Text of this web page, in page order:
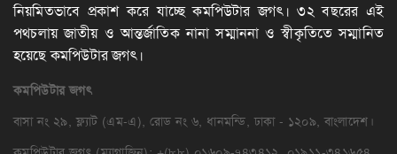
নিয়মিতভাবে প্রকাশ করে যাচ্ছে কমপিউটার জগৎ। ৩২ বছরের এই
পথচলায় জাতীয় ও আন্তর্জাতিক নানা সম্মাননা ও স্বীকৃতিতে সম্মানিত
হয়েছে কমপিউটার জগৎ।
কমপিউটারজগৎ
বাসা নং ২৯, ফ্ল্যাট (এম-এ), রোড নং ৬, ধানমন্ডি, ঢাকা - ১২০৯, বাংলাদেশ।